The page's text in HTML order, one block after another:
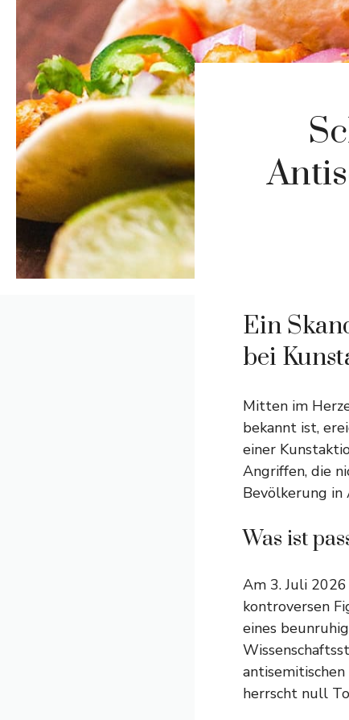
Ein
bei
Mitten im
bekannt ist,
einer
Angriffen, die
Bevölkerung
Was ist
Am 3. Juli
kontroversen
eines
herrscht null